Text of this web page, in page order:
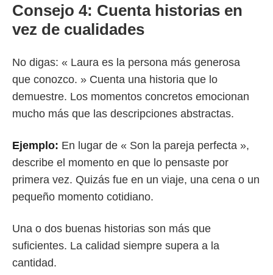
Consejo 4: Cuenta historias en
vez de cualidades
No digas: « Laura es la persona más generosa
que conozco. » Cuenta una historia que lo
demuestre. Los momentos concretos emocionan
mucho más que las descripciones abstractas.
Ejemplo: En lugar de « Son la pareja perfecta »,
describe el momento en que lo pensaste por
primera vez. Quizás fue en un viaje, una cena o un
pequeño momento cotidiano.
Una o dos buenas historias son más que
suficientes. La calidad siempre supera a la
cantidad.